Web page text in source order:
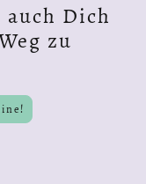
Dich
zu